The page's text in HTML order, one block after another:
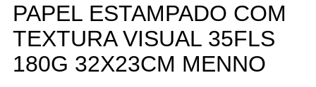
PAPEL ESTAMPADO COM
TEXTURA VISUAL 35FLS
180G 32X23CM MENNO